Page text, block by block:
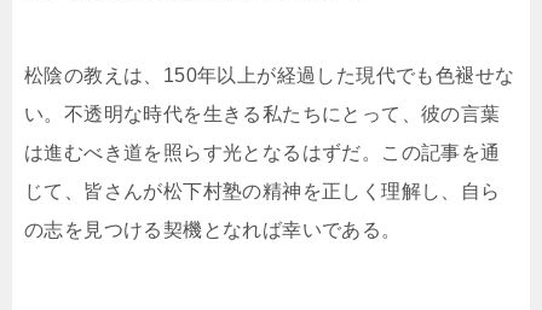
松陰の教えは、150年以上が経過した現代でも色褪せな
い。不透明な時代を生きる私たちにとって、彼の言葉
は進むべき道を照らす光となるはずだ。この記事を通
じて、皆さんが松下村塾の精神を正しく理解し、自ら
の志を見つける契機となれば幸いである。